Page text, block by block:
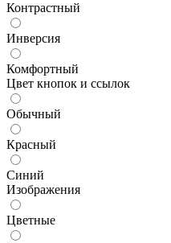
Контрастный
Инверсия
Комфортный
Цвет кнопок и ссылок
Обычный
Красный
Синий
Изображения
Цветные